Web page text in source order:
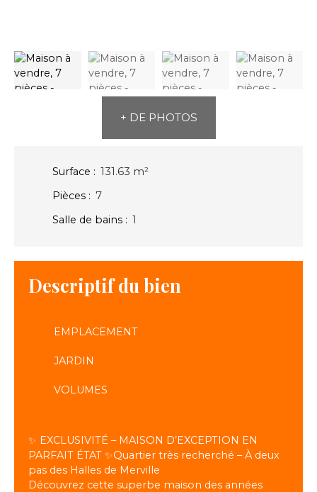
+ DE PHOTOS
Surface : 131.63 m²
Pièces : 7
Salle de bains : 1
Descriptif du bien
EMPLACEMENT
JARDIN
VOLUMES
✨ EXCLUSIVITÉ – MAISON D’EXCEPTION EN
PARFAIT ÉTAT ✨Quartier très recherché – À deux
pas des Halles de Merville
Découvrez cette superbe maison des années